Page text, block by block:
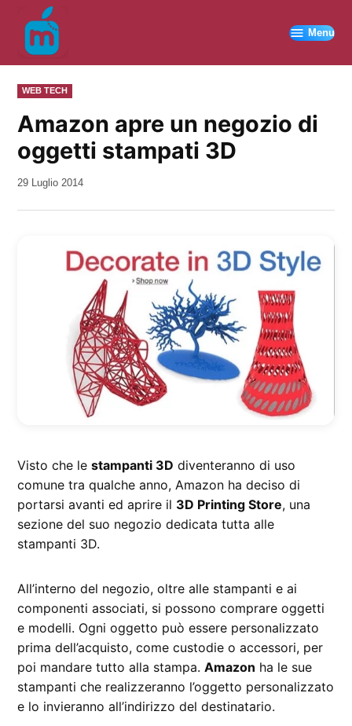
contenuto
Menu
PUBBLICATO
IN
WEB TECH
Amazon apre un negozio di
oggetti stampati 3D
da
29 Luglio 2014
Visto che lestampanti 3D diventeranno di uso
comune tra qualche anno, Amazon ha deciso di
portarsi avanti ed aprire il 3D Printing Store, una
sezione del suo negozio dedicata tutta alle
stampanti 3D.
All’interno del negozio, oltre alle stampanti e ai
componenti associati, si possono comprare oggetti
e modelli. Ogni oggetto può essere personalizzato
prima dell’acquisto, come custodie o accessori, per
poi mandare tutto alla stampa.Amazon ha le sue
stampanti che realizzeranno l’oggetto personalizzato
e lo invieranno all’indirizzo del destinatario.